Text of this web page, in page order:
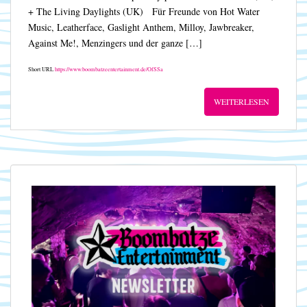
+ The Living Daylights (UK) Für Freunde von Hot Water
Music, Leatherface, Gaslight Anthem, Milloy, Jawbreaker,
Against Me!, Menzingers und der ganze […]
Short URLhttps://www.boombatzeentertainment.de/OfSSa
WEITERLESEN